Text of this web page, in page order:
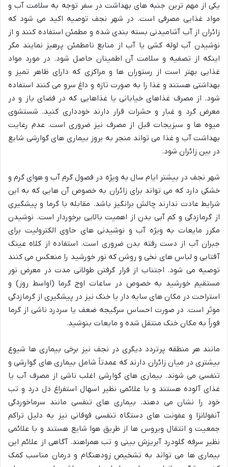
یکی از مهم ترین جنبه های بهداشت در سفر توجه به سلامت آب و
مواد غذایی مصرفی است. در شهر نجف توصیه اکید می شود که
زائران از آب آشامیدنی بسته بندی شده و مطمئن استفاده کنند و از
نوشیدن آب لوله کشی یا آب از منابع نامطمئن پرهیز نمایند مگر
اینکه از تصفیه و سلامت آن اطمینان حاصل شود. در مورد مواد
غذایی بهتر است از رستوران ها و مراکزی که دارای ظاهر تمیز و
بهداشتی هستند و غذا را به صورت تازه و داغ سرو می کنند استفاده
شود. از مصرف غذاهای خیابانی یا غذاهایی که در فضای باز و در
معرض گرد و غبار و حشرات قرار دارند خودداری کنید. شستشوی
میوه ها و سبزیجات قبل از مصرف نیز ضروری است. عدم رعایت
بهداشت آب و غذا می تواند منجر به بروز بیماری های گوارشی شایع
در بین زائران شود.
شهر نجف در بیشتر ایام سال به ویژه در فصول گرم آب و هوای گرم و
خشکی دارد که می تواند برای زائران به خصوص آن هایی که به این
شرایط عادت ندارند چالش برانگیز باشد. مقابله با گرما و پیشگیری
از گرمازدگی و کم آبی بدن از اهمیت بالایی برخوردار است. نوشیدن
مکرر مایعات به ویژه آب و نوشیدنی های حاوی الکترولیت برای
جبران آب از دست رفته بدن ضروری است. استفاده از کلاه عینک
آفتابی و لباس های نخی و روشن که نور خورشید را منعکس می کنند
توصیه می شود. اجتناب از قرار گرفتن طولانی مدت در معرض نور
مستقیم خورشید به خصوص در ساعات اوج گرما (اواسط روز) و
استراحت در مکان های سایه دار یا خنک نیز در پیشگیری از گرمازدگی
موثر است. در صورت احساس سرگیجه ضعف یا سردرد ناشی از گرما
فوراً به مکان خنک منتقل شده و مایعات بنوشید.
مانند هر منطقه پرتردد دیگری در نجف نیز برخی بیماری ها شیوع
بیشتری در میان زائران دارند که عمدتاً شامل بیماری های گوارشی و
تنفسی می شوند. بیماری های گوارشی اغلب ناشی از مصرف آب یا
غذای آلوده هستند و با علائمی نظیر اسهال استفراغ دل درد و تب
خود را نشان می دهند. بیماری های تنفسی مانند سرماخوردگی
آنفولانزا و عفونت های دستگاه تنفسی فوقانی نیز به دلیل تراکم
جمعیت و انتقال ویروس ها از طریق هوا شایع هستند و با علائمی
نظیر سرفه گلودرد آبریزش بینی و تب همراهند. آگاهی از علائم این
بیماری ها می تواند به تشخیص زودهنگام و درمان مناسب کمک